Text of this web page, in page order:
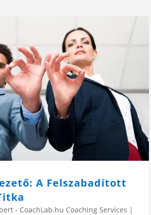
A Felszabadított
- CoachLab.hu Coaching Services |